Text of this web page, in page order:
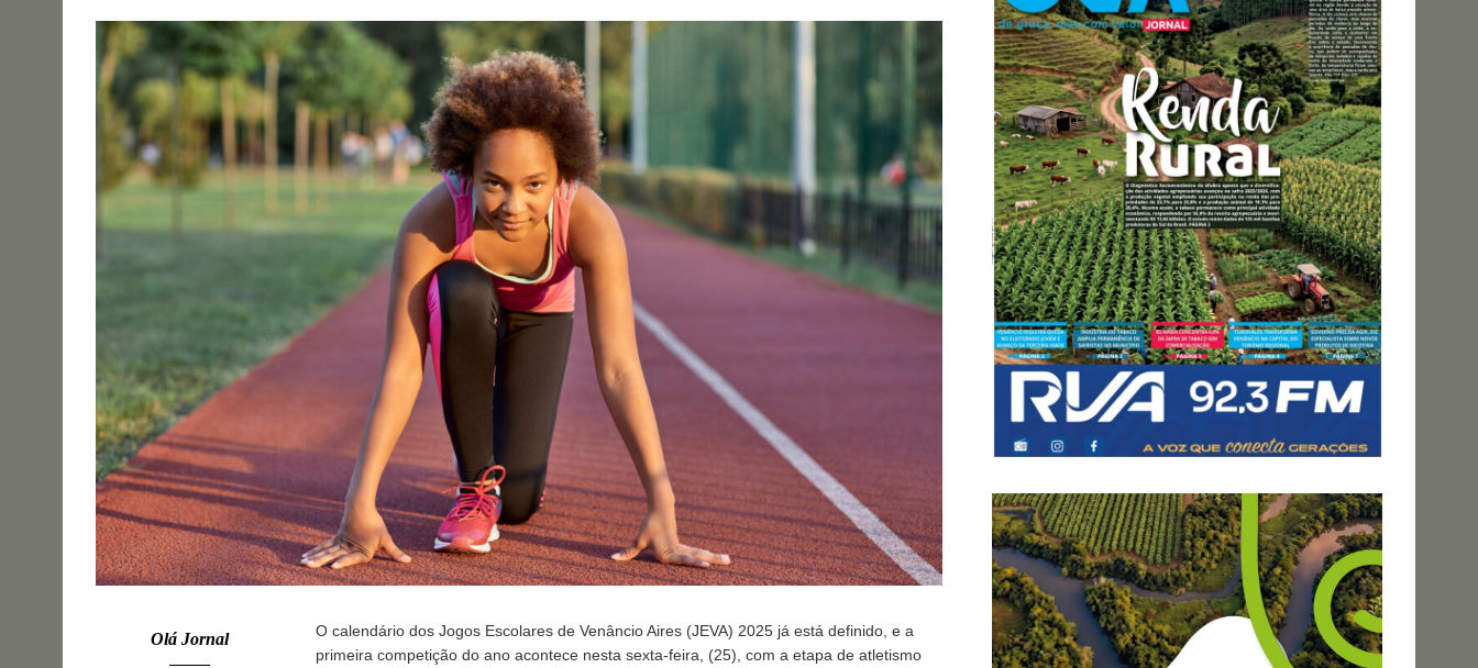
Olá Jornal
O calendário dos Jogos Escolares de Venâncio Aires (JEVA) 2025 já está definido, e a
primeira competição do ano acontece nesta sexta-feira, (25), com a etapa de atletismo